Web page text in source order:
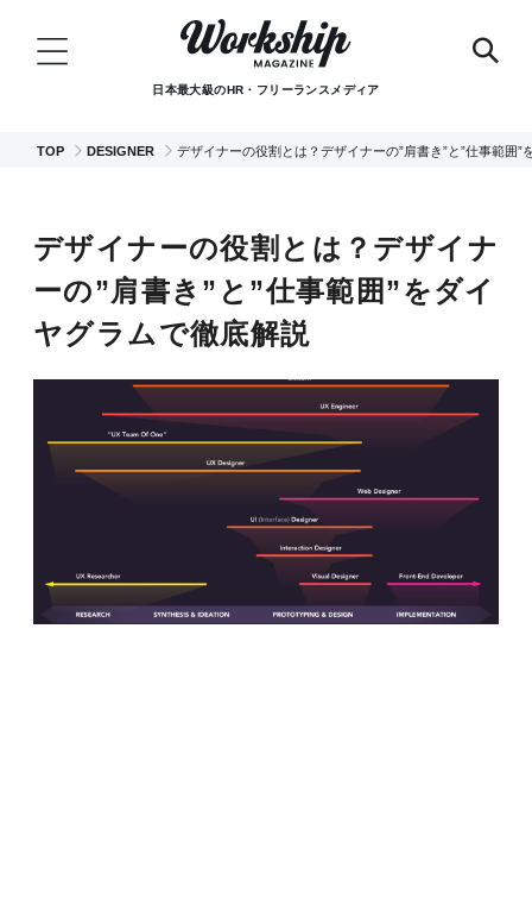
日本最大級のHR・フリーランスメディア
TOP DESIGNER デザイナーの役割とは？デザイナーの”肩書き”と”仕事範囲”
デザイナーの役割とは？デザイナ
ーの”肩書き”と”仕事範囲”をダイ
ヤグラムで徹底解説